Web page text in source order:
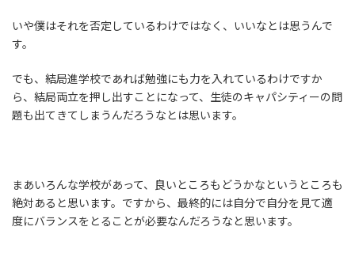
いや僕はそれを否定しているわけではなく、いいなとは思うんで
す。
でも、結局進学校であれば勉強にも力を入れているわけですか
ら、結局両立を押し出すことになって、生徒のキャパシティーの問
題も出てきてしまうんだろうなとは思います。
まあいろんな学校があって、良いところもどうかなというところも
絶対あると思います。ですから、最終的には自分で自分を見て適
度にバランスをとることが必要なんだろうなと思います。